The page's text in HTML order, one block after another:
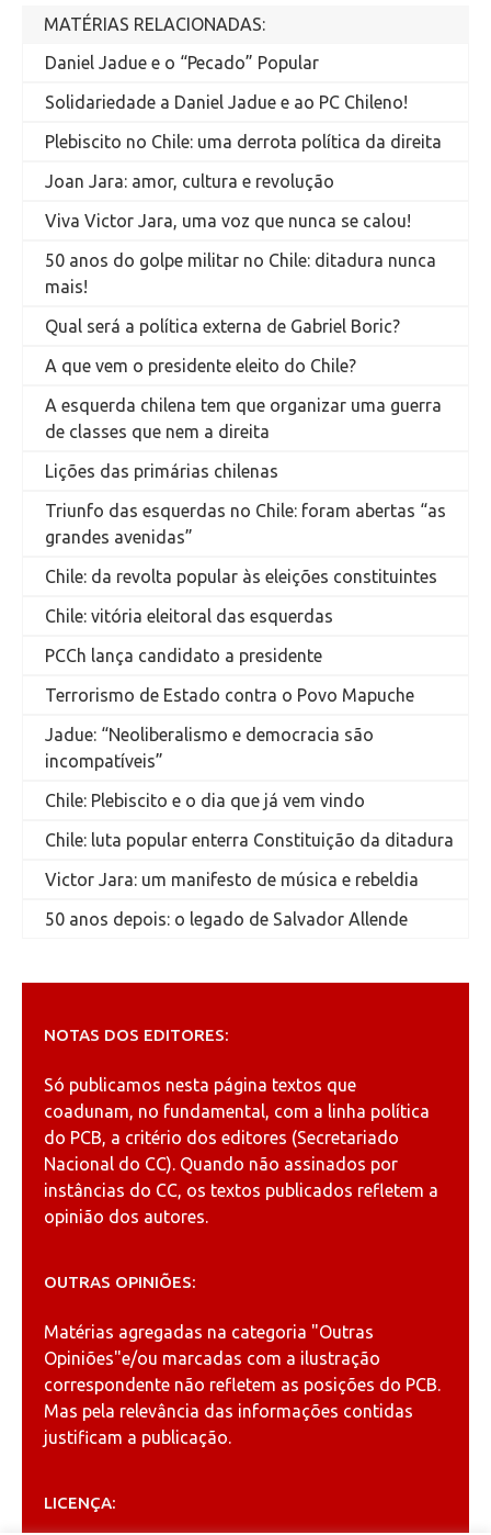
MATÉRIAS RELACIONADAS:
Daniel Jadue e o “Pecado” Popular
Solidariedade a Daniel Jadue e ao PC Chileno!
Plebiscito no Chile: uma derrota política da direita
Joan Jara: amor, cultura e revolução
Viva Victor Jara, uma voz que nunca se calou!
50 anos do golpe militar no Chile: ditadura nunca
mais!
Qual será a política externa de Gabriel Boric?
A que vem o presidente eleito do Chile?
A esquerda chilena tem que organizar uma guerra
de classes que nem a direita
Lições das primárias chilenas
Triunfo das esquerdas no Chile: foram abertas “as
grandes avenidas”
Chile: da revolta popular às eleições constituintes
Chile: vitória eleitoral das esquerdas
PCCh lança candidato a presidente
Terrorismo de Estado contra o Povo Mapuche
Jadue: “Neoliberalismo e democracia são
incompatíveis”
Chile: Plebiscito e o dia que já vem vindo
Chile: luta popular enterra Constituição da ditadura
Victor Jara: um manifesto de música e rebeldia
50 anos depois: o legado de Salvador Allende
NOTAS DOS EDITORES:
Só publicamos nesta página textos que
coadunam, no fundamental, com a linha política
do PCB, a critério dos editores (Secretariado
Nacional do CC). Quando não assinados por
instâncias do CC, os textos publicados refletem a
opinião dos autores.
OUTRAS OPINIÕES:
Matérias agregadas na categoria "Outras
Opiniões"e/ou marcadas com a ilustração
correspondente não refletem as posições do PCB.
Mas pela relevância das informações contidas
justificam a publicação.
LICENÇA: